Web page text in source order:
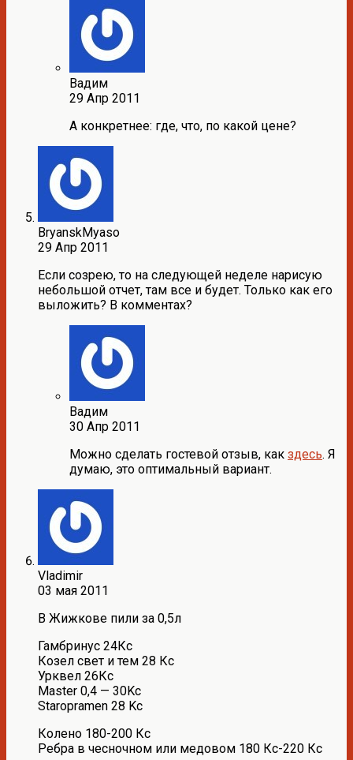
Вадим
29 Апр 2011
А конкретнее: где, что, по какой цене?
BryanskMyaso
29 Апр 2011
Если созрею, то на следующей неделе нарисую
небольшой отчет, там все и будет. Только как его
выложить? В комментах?
Вадим
30 Апр 2011
Можно сделать гостевой отзыв, как здесь. Я
думаю, это оптимальный вариант.
Vladimir
03 мая 2011
В Жижкове пили за 0,5л
Гамбринус 24Кс
Козел свет и тем 28 Кс
Урквел 26Кс
Маster 0,4 — 30Kc
Staropramen 28 Kc
Колено 180-200 Кс
Ребра в чесночном или медовом 180 Кс-220 Кс